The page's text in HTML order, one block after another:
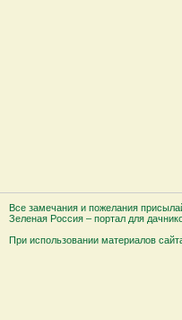
Все замечания и пожелания
Зеленая Россия – портал для
При использовании материалов